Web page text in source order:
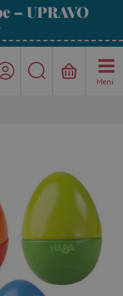
– UPRAVO
Meni